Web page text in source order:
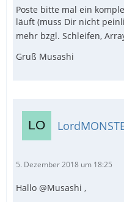
Poste bitte mal ein
läuft (muss Dir nicht
mehr bzgl. Schleifen,
Gruß Musashi
5. Dezember 2018 um 18:25
Hallo @Musashi ,